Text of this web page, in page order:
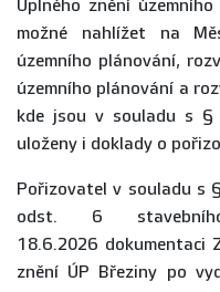
Úplného znění
možné nahlížet na
územního plánování,
územního plánování a
kde jsou v souladu s
uloženy i doklady o
Pořizovatel v souladu s
odst. 6
18.6.2026 dokumentaci
znění ÚP Březiny po